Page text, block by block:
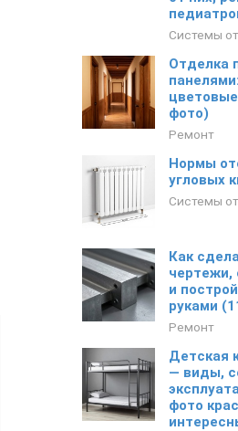
Системы
Отделка
фото)
Ремонт
Нормы
угловых
Системы
Как
чертежи,
и
руками
Ремонт
Детская
— виды,
фото